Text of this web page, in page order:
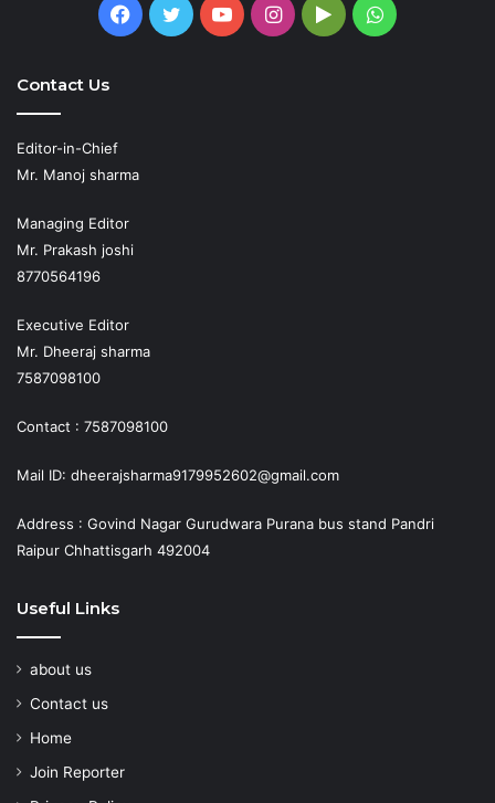
Facebook
TwitterYouTubeInstagram
GoogleWhatsApp
Contact Us
Editor-in-Chief
Mr. Manoj sharma
Managing Editor
Mr. Prakash joshi
8770564196
Executive Editor
Mr. Dheeraj sharma
7587098100
Contact : 7587098100
Mail ID: dheerajsharma9179952602@gmail.com
Address : Govind Nagar Gurudwara Purana bus stand Pandri
Raipur Chhattisgarh 492004
Useful Links
about us
Contact us
Home
Join Reporter